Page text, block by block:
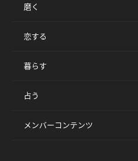
磨く
恋する
暮らす
占う
メンバーコンテンツ